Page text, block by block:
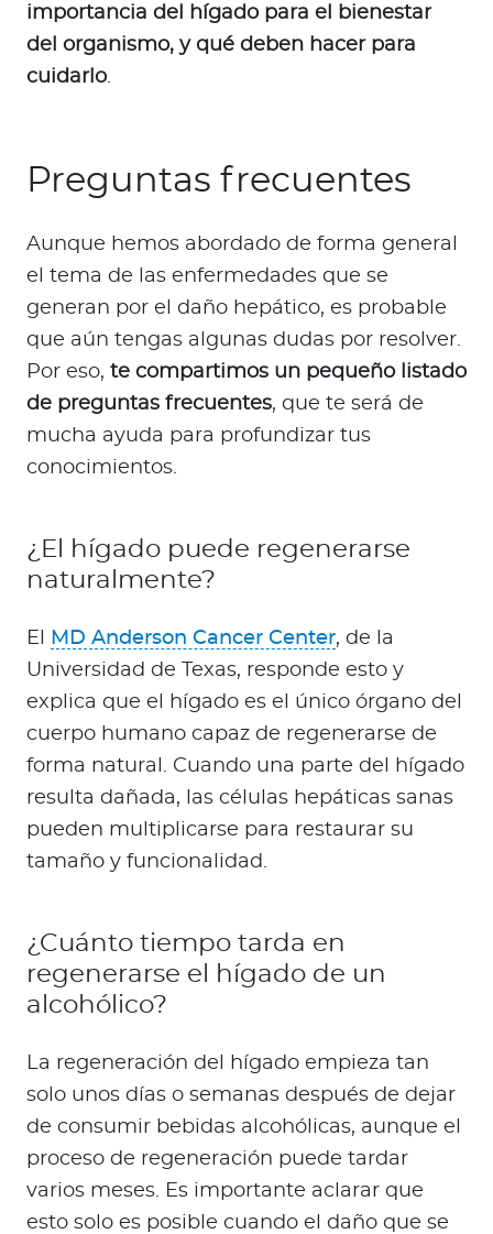
importancia del hígado para el bienestar
del organismo, y qué deben hacer para
cuidarlo.
Preguntas frecuentes
Aunque hemos abordado de forma general
el tema de las enfermedades que se
generan por el daño hepático, es probable
que aún tengas algunas dudas por resolver.
Por eso, te compartimos un pequeño listado
de preguntas frecuentes, que te será de
mucha ayuda para profundizar tus
conocimientos.
¿El hígado puede regenerarse
naturalmente?
El MD Anderson Cancer Center, de la
Universidad de Texas, responde esto y
explica que el hígado es el único órgano del
cuerpo humano capaz de regenerarse de
forma natural. Cuando una parte del hígado
resulta dañada, las células hepáticas sanas
pueden multiplicarse para restaurar su
tamaño y funcionalidad.
¿Cuánto tiempo tarda en
regenerarse el hígado de un
alcohólico?
La regeneración del hígado empieza tan
solo unos días o semanas después de dejar
de consumir bebidas alcohólicas, aunque el
proceso de regeneración puede tardar
varios meses. Es importante aclarar que
esto solo es posible cuando el daño que se